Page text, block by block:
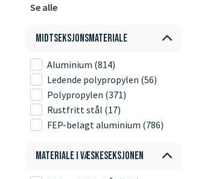
Se alle
Midtseksjonsmateriale
Aluminium (814)
Ledende polypropylen (56)
Polypropylen (371)
Rustfritt stål (17)
FEP-belagt aluminium (786)
Materiale i væskeseksjonen